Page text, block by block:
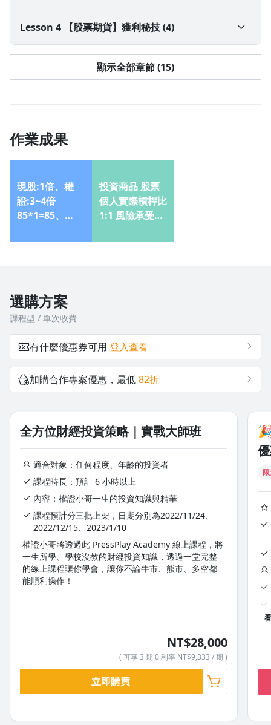
族2-2 布林軌道介紹：多空訊號判斷
3-1 短期做多商品｜地板股，概念與實戰說明
3-2 短期放空商品｜權證賣壓股，觀念與實戰說明
3-4 中長期多空訊號｜關鍵分點
Lesson 4 【股票期貨】獲利秘技 (4)
4-1 股期產品特性｜優缺點、交易成本、結算方式、保
4-3 股期結算招式
4-4 股期除息策略
顯示全部章節 (15)
作業成果
現股:1倍、權
證:3~4倍
85*1=85、
85+20=100
投資商品 股票
個人實際槓桿比
1:1 風險承受狀
成為全職投資人
選購方案
課程型 / 單次收費
有什麼優惠券可用 登入查看
加購合作專案優惠，最低82折
全方位財經投資策略｜實戰大師班
適合對象：任何程度、年齡的投資者
課程時長：預計 6 小時以上
內容：權證小哥一生的投資知識與精華
課程預計分三批上架，日期分別為2022/11/24、
2022/12/15、2023/1/10
權證小哥將透過此 PressPlay Academy 線上課程，將
一生所學、學校沒教的財經投資知識，透過一堂完整
的線上課程讓你學會，讓你不論牛市、熊市、多空都
能順利操作！
NT$28,000
( 可享 3 期 0 利率 NT$9,333 / 期 )
立即購買